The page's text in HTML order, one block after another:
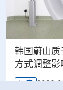
韩国蔚山质
方式调整影
医疗 2026-